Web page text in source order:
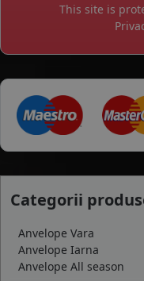
This site is
Categorii
Anvelope Vara
Anvelope Iarna
Anvelope All season